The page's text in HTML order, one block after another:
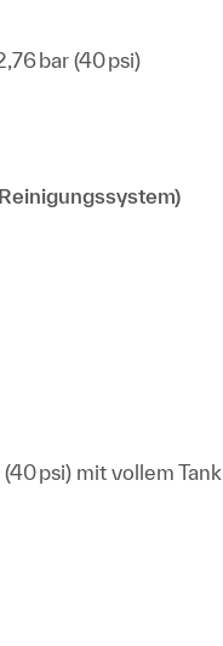
bar (40 psi)
psi) mit vollem Tank